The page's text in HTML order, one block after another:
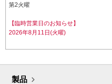
第2火曜
【臨時営業日のお知らせ】
2026年8月11日(火曜)
製品